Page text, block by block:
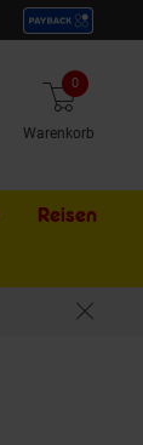
Warenkorb
0 Artikel
Externer
Reisen